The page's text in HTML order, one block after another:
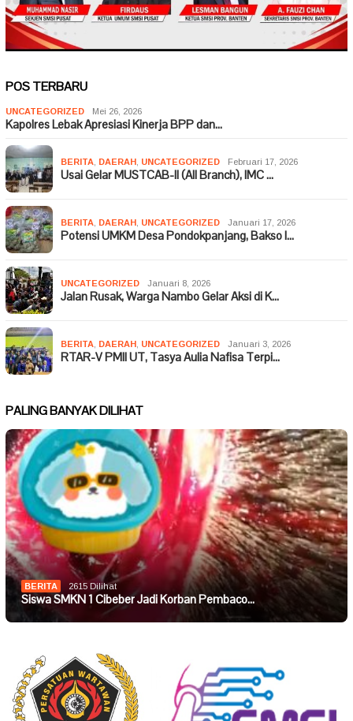
POS TERBARU
UNCATEGORIZED Mei 26, 2026
Kapolres Lebak Apresiasi Kinerja BPP dan…
BERITA DAERAH UNCATEGORIZED Februari 17, 2026
Usai Gelar MUSTCAB-II (All Branch), IMC …
BERITA DAERAH UNCATEGORIZED Januari 17, 2026
Potensi UMKM Desa Pondokpanjang, Bakso I…
UNCATEGORIZED Januari 8, 2026
Jalan Rusak, Warga Nambo Gelar Aksi di K…
BERITA DAERAH UNCATEGORIZED Januari 3, 2026
RTAR-V PMII UT, Tasya Aulia Nafisa Terpi…
PALING BANYAK DILIHAT
BERITA 2615 Dilihat
Siswa SMKN 1 Cibeber Jadi Korban Pembaco…